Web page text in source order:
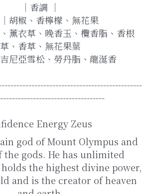
｜香調 ｜
胡椒、香檸檬、無花果
薰衣草、晚香玉、欖香脂、香根
草、香草、無花果葉
尼亞雪松、勞丹脂、龍涎香
Energy Zeus
god of Mount Olympus and
the gods. He has unlimited
the highest divine power,
and is the creator of heaven